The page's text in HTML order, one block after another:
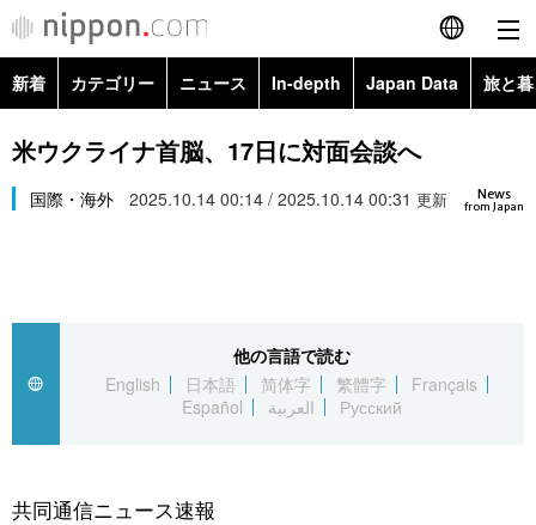
English
简体字
繁體字
العربية
社会
旅と暮らし
新着 カテゴリー ニュース In-depth Japan Data 旅と
政治・外交
経済・ビジネス
社会
文化
科学・技術
暮らし
Images
お知らせ
米ウクライナ首脳、17日に対面会談へ
News
from Japan
国際・海外 2025.10.14 00:14 / 2025.10.14 00:31 更新
他の言語で読む
English
日本語 简体字 繁體字
Français
Español
العربية Русский
共同通信ニュース速報